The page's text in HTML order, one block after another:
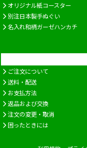
オリジナル紙コースター
別注日本製手ぬぐい
名入れ和柄ガーゼハンカチ
ご注文について
送料・配送
お支払方法
返品および交換
注文の変更・取消
困ったときには